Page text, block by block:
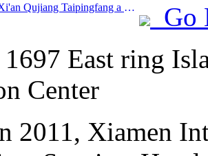
Prev:Le projet Xi'an Qujiang Taipingfang a officiellement débuté sa construction, avec une superficie totale de 137 000 mètres carrés.
Go
1697 East ring
Center
2011, Xiamen